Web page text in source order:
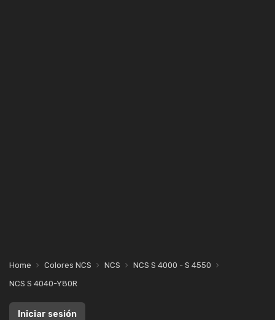
Home Colores NCS NCS
NCS S 4000 - S 4550
NCS S 4040-Y80R
Iniciar sesión